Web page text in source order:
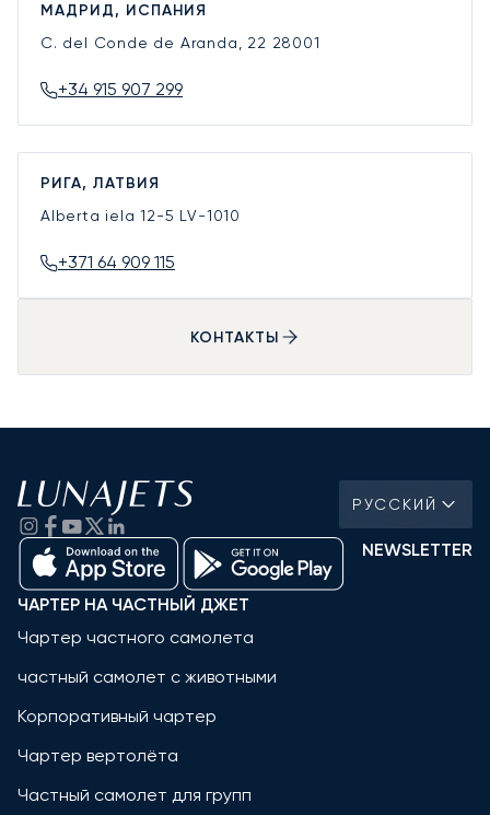
МАДРИД, ИСПАНИЯ
C. del Conde de Aranda, 22 28001
+34 915 907 299
РИГА, ЛАТВИЯ
Alberta iela 12-5 LV-1010
+371 64 909 115
КОНТАКТЫ
РУССКИЙ
NEWSLETTER
ЧАРТЕР НА ЧАСТНЫЙ ДЖЕТ
Чартер частного самолета
частный самолет с животными
Корпоративный чартер
Чартер вертолёта
Частный самолет для групп